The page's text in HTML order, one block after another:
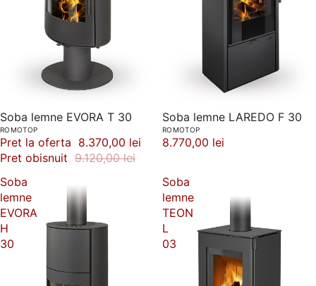
-8%
Soba lemne EVORA T 30
ROMOTOP
Pret la oferta 8.370,00 lei
Pret obisnuit 9.120,00 lei
Soba lemne LAREDO F 30
ROMOTOP
8.770,00 lei
Soba
lemne
EVORA
H
30
Soba
lemne
TEON
L
03